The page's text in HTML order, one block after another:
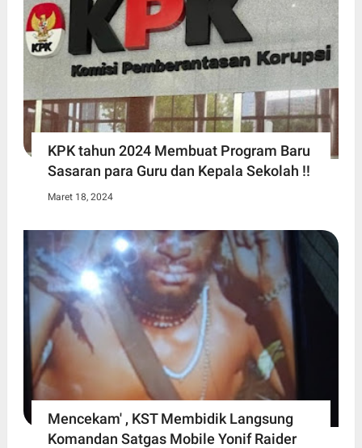
KPK tahun 2024 Membuat Program Baru
Sasaran para Guru dan Kepala Sekolah !!
Maret 18, 2024
Mencekam' , KST Membidik Langsung
Komandan Satgas Mobile Yonif Raider